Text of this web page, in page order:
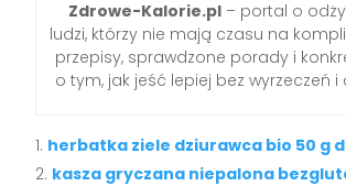
Zdrowe-Kalorie.pl – portal o
ludzi, którzy nie mają czasu na
przepisy, sprawdzone porady i
o tym, jak jeść lepiej bez wyrzeczeń i
herbatka ziele dziurawca bio 50 g
kasza gryczana niepalona